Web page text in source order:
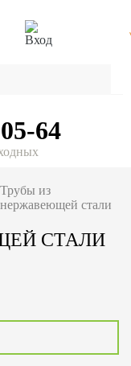
64
Трубы из
нержавеющей стали
СТАЛИ